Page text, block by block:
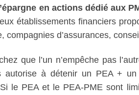
en actions dédié aux
établissements financiers
compagnies d’assurances,
que l’un n’empêche pas
à détenir un PEA +
le PEA et le PEA-PME sont